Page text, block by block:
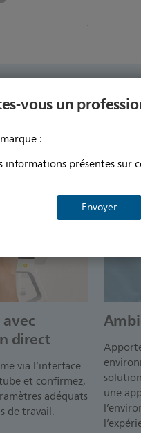
vous un
:
informations présentes sur
Envoyer
de radiographie et de
direct
via l’interface
et confirmez,
adéquats
de travail.
une